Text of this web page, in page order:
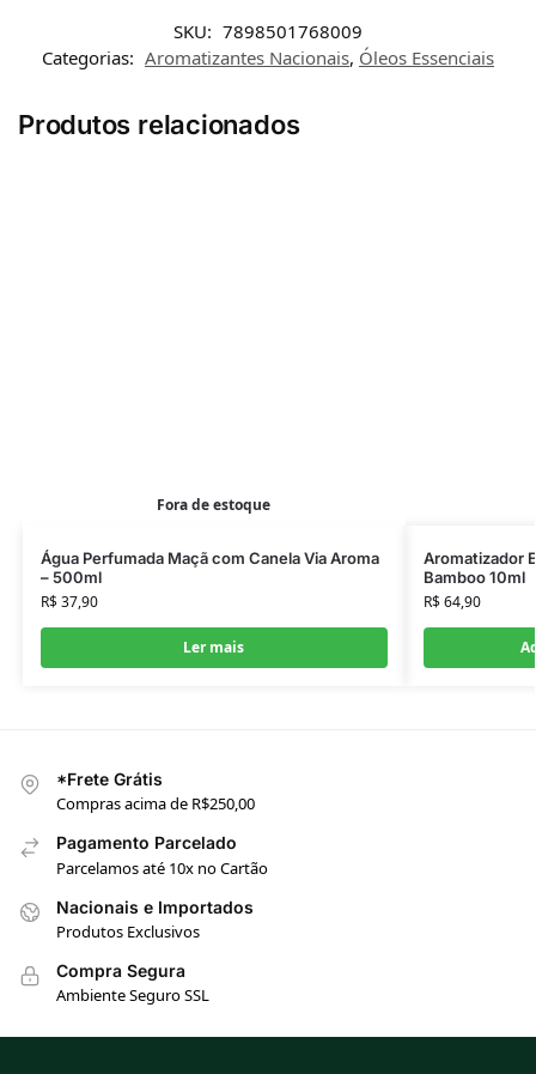
SKU: 7898501768009
Categorias: Aromatizantes Nacionais, Óleos Essenciais
Produtos relacionados
Fora de estoque
Água Perfumada Maçã com Canela Via Aroma
– 500ml
R$37,90
Ler mais
Aromatizador
Bamboo 10ml
R$64,90
*Frete Grátis
Compras acima de R$250,00
Pagamento Parcelado
Parcelamos até 10x no Cartão
Nacionais e Importados
Produtos Exclusivos
Compra Segura
Ambiente Seguro SSL